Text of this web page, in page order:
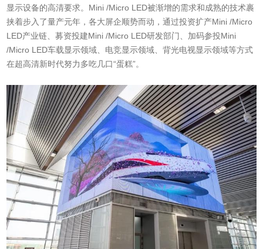
显示设备的高清要求。Mini /Micro LED被渐增的需求和成熟的技术裹
挟着步入了量产元年，各大屏企顺势而动，通过投资扩产Mini /Micro
LED产业链、募资投建Mini /Micro LED研发部门、加码参投Mini
/Micro LED车载显示领域、电竞显示领域、背光电视显示领域等方式
在超高清新时代努力多吃几口“蛋糕”。